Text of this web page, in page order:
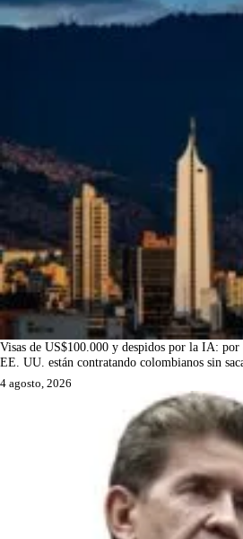
Visas de US$100.000 y despidos por la IA: por
EE. UU. están contratando colombianos sin
4 agosto, 2026